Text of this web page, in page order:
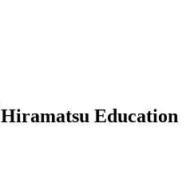
Hiramatsu Education